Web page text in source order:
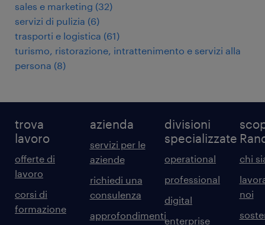
sales e marketing (32)
servizi di pulizia (6)
trasporti e logistica (61)
turismo, ristorazione, intrattenimento e servizi alla
persona (8)
trova
lavoro
offerte di
lavoro
corsi di
formazione
azienda
servizi per le
aziende
richiedi una
consulenza
approfondimenti
divisioni
specializzate
operational
professional
digital
enterprise
chi
noi